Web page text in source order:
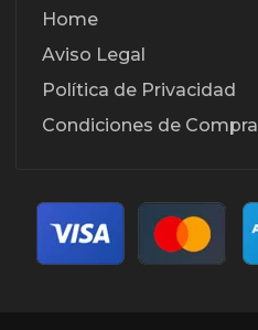
Home
Aviso Legal
Política de Privacidad
Condiciones de Compra